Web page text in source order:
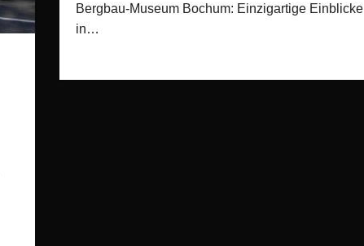
Bergbau-Museum Bochum: Einzigartige Einblicke
in…